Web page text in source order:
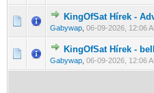
KingOfSat Hírek -
Gabywap 06-09-2026, 12:06
0 Szavazat - 01
KingOfSat Hírek -
Gabywap 06-09-2026, 12:06
0 Szavazat - 01